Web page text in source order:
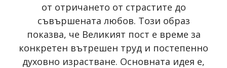
от отричането от страстите до
съвършената любов. Този образ
показва, че Великият пост е време за
конкретен вътрешен труд и постепенно
духовно израстване. Основната идея е,